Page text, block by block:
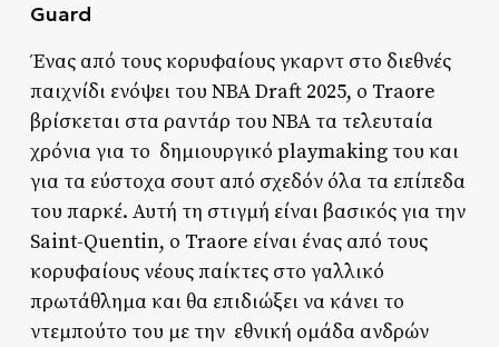
Guard
Ένας από τους κορυφαίους γκαρντ στο διεθνές
παιχνίδι ενόψει του ΝΒΑ Draft 2025, ο Traore
βρίσκεται στα ραντάρ του ΝΒΑ τα τελευταία
χρόνια για το δημιουργικό playmaking του και
για τα εύστοχα σουτ από σχεδόν όλα τα επίπεδα
του παρκέ. Αυτή τη στιγμή είναι βασικός για την
Saint-Quentin, ο Traore είναι ένας από τους
κορυφαίους νέους παίκτες στο γαλλικό
πρωτάθλημα και θα επιδιώξει να κάνει το
ντεμπούτο του με την εθνική ομάδα ανδρών